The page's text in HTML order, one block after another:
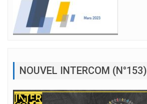
NOUVEL INTERCOM (N°153)